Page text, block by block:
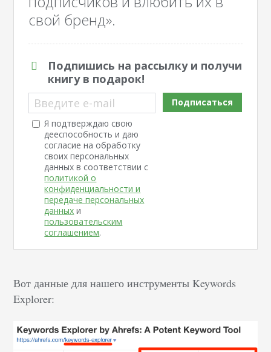
свой бренд».
Подпишись на рассылку и получи
книгу в подарок!
Введите e-mail
Я подтверждаю свою
дееспособность и даю
согласие на обработку
своих персональных
данных в соответствии с
политикой о
конфиденциальности и
передаче персональных
данных и
пользовательским
соглашением.
Подписаться
Вот данные для нашего инструменты Keywords
Explorer: